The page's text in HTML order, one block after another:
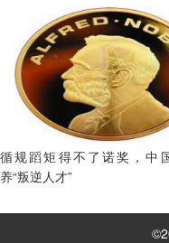
循规蹈矩得不了诺奖，中
养“叛逆人才”